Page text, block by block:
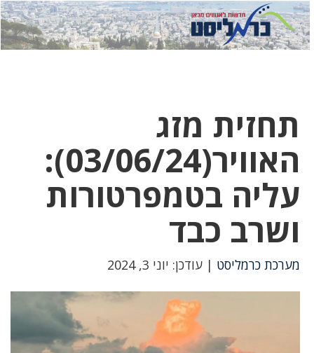
לחץ
כאן
לחץ
כדי
תחזית מזג
האוויר(03/06/24):
עליה בטמפרטורות
ושרב כבד
מערכת כרמליסט | עודכן: יוני 3, 2024